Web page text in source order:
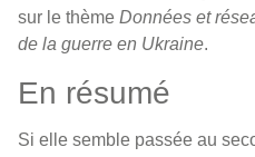
sur le thème Données et
de la guerre en Ukraine.
En résumé
Si elle semble passée au